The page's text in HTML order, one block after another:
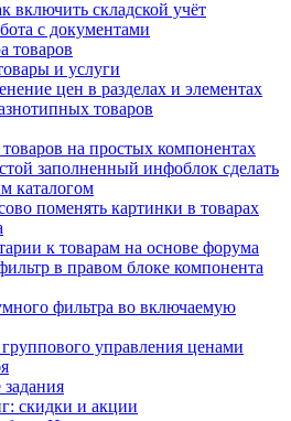
включить складской учёт
с документами
товаров
и услуги
цен в разделах и элементах
товаров
товаров на простых компонентах
заполненный инфоблок сделать
каталогом
поменять картинки в товарах
к товарам на основе форума
в правом блоке компонента
фильтра во включаемую
управления ценами
скидки и акции